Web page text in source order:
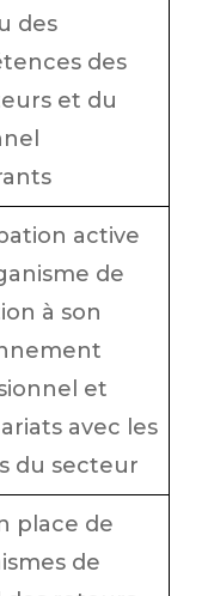
des
des
et du
active
de
à son
et
avec les
du secteur
place de
de